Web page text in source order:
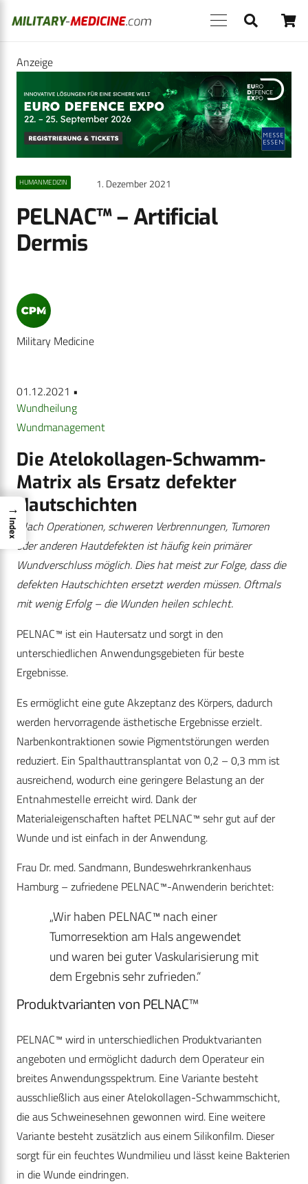
Anzeige
HUMANMEDIZIN 1. Dezember 2021
PELNAC™ – Artificial
Dermis
Military Medicine
01.12.2021 •
Wundheilung
Wundmanagement
Die Atelokollagen-Schwamm-
Matrix als Ersatz defekter
Hautschichten
Nach Operationen, schweren Verbrennungen, Tumoren
oder anderen Hautdefekten ist häufig kein primärer
Wundverschluss möglich. Dies hat meist zur Folge, dass die
defekten Hautschichten ersetzt werden müssen. Oftmals
mit wenig Erfolg – die Wunden heilen schlecht.
PELNAC™ ist ein Hautersatz und sorgt in den
unterschiedlichen Anwendungsgebieten für beste
Ergebnisse.
Es ermöglicht eine gute Akzeptanz des Körpers, dadurch
werden hervorragende ästhetische Ergebnisse erzielt.
Narbenkontraktionen sowie Pigmentstörungen werden
reduziert. Ein Spalthauttransplantat von 0,2 – 0,3 mm ist
ausreichend, wodurch eine geringere Belastung an der
Entnahmestelle erreicht wird. Dank der
Materialeigenschaften haftet PELNAC™ sehr gut auf der
Wunde und ist einfach in der Anwendung.
Frau Dr. med. Sandmann, Bundeswehrkrankenhaus
Hamburg – zufriedene PELNAC™-Anwenderin berichtet:
„Wir haben PELNAC™ nach einer
Tumorresektion am Hals angewendet
und waren bei guter Vaskularisierung mit
dem Ergebnis sehr zufrieden.“
Produktvarianten von PELNAC™
PELNAC™ wird in unterschiedlichen Produktvarianten
angeboten und ermöglicht dadurch dem Operateur ein
breites Anwendungsspektrum. Eine Variante besteht
ausschließlich aus einer Atelokollagen-Schwammschicht,
die aus Schweinesehnen gewonnen wird. Eine weitere
Variante besteht zusätzlich aus einem Silikonfilm. Dieser
sorgt für ein feuchtes Wundmilieu und lässt keine Bakterien
in die Wunde eindringen.
→
Index